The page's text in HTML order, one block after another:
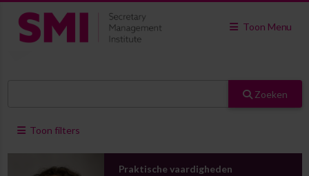
Toon Menu
Zoeken
Toon filters
Praktische vaardigheden